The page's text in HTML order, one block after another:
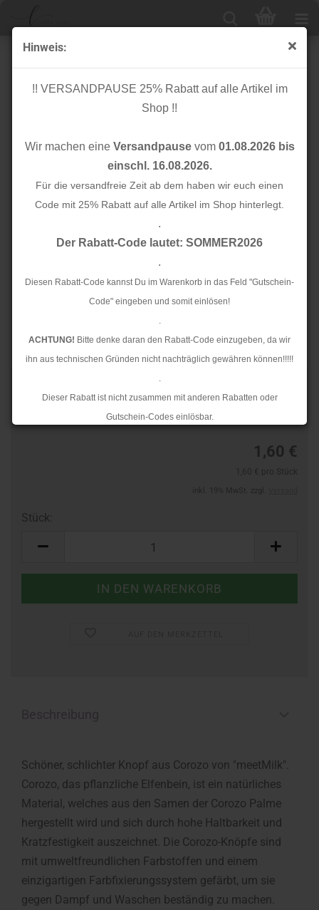
Hinweis:
!! VERSANDPAUSE 25% Rabatt auf alle Artikel im
Shop !!
Wir machen eine Versandpausevom 01.08.2026 bis
einschl. 16.08.2026.
Für die versandfreie Zeit ab dem haben wir euch einen
Code mit 25% Rabatt auf alle Artikel im Shop hinterlegt.
.
Der Rabatt-Code lautet: SOMMER2026
.
Diesen Rabatt-Code kannst Du im Warenkorb in das Feld "Gutschein-
Code" eingeben und somit einlösen!
.
ACHTUNG! Bitte denke daran den Rabatt-Code einzugeben, da wir
ihn aus technischen Gründen nicht nachträglich gewähren können!!!!!
.
Dieser Rabatt ist nicht zusammen mit anderen Rabatten oder
Gutschein-Codes einlösbar.
Ab dem 17.08.2026 versenden wir wieder wie gewohnt. Aufgrund des
Knopf Corozo - Dish - 25 mm - old rose - meetMilk
1,60 €
Stück:
Schöner, schlichter Knopf aus Corozo von "meetMilk".
Corozo, das pflanzliche Elfenbein, ist ein natürliches
Material, welches aus den Samen der Corozo Palme
hergestellt wird und sich durch hohe Haltbarkeit und
Kratzfestigkeit auszeichnet. Die Corozo-Knöpfe sind
mit umweltfreundlichen Farbstoffen und einem
einzigartigen Farbfixierungssystem gefärbt, um sie
gegen Dampf und Waschen beständig zu machen.